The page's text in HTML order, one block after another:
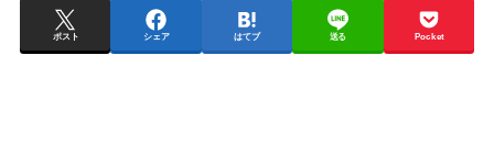
ポスト シェア はてブ 送る Pocket